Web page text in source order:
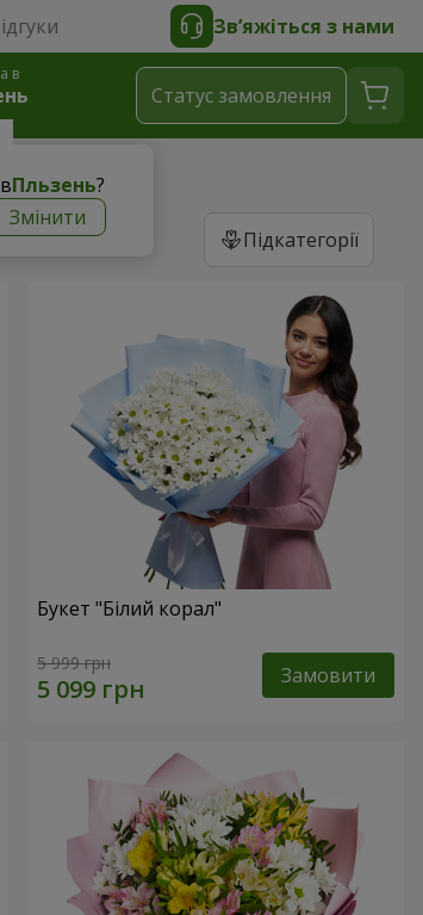
Зв’яжіться з нами
в
Пльзень?
Змінити
Статус замовлення
Підкатегорії
Букет "Білий корал"
5 999 грн Замовити